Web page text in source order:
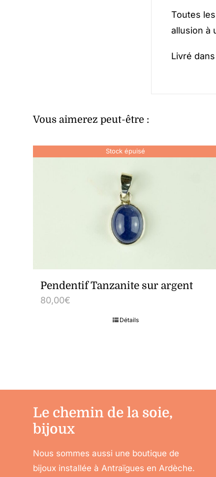
Toutes
allusion à
Livré
Vous aimerez peut-être :
Stock épuisé
Pendentif Tanzanite sur argent
80,00€
Détails
Le chemin de la soie,
bijoux
Nous sommes aussi une boutique de
bijoux installée à Antraïgues en Ardèche.